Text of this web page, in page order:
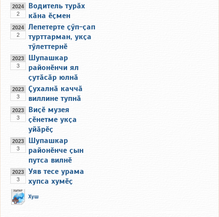
2024
2
Водитель турӑх
кӑна ӗҫмен
2024
2
Лепетерте ҫӳп-ҫап
турттарман, укҫа
тӳлеттернӗ
2023
3
Шупашкар
районӗнчи ял
ҫутӑсӑр юлнӑ
2023
3
Ҫухалнӑ каччӑ
виллине тупнӑ
2023
3
Виҫӗ музея
ҫӗнетме укҫа
уйӑрӗҫ
2023
3
Шупашкар
районӗнче ҫын
путса вилнӗ
2023
3
Уяв тесе урама
хупса хумӗҫ
Хуш